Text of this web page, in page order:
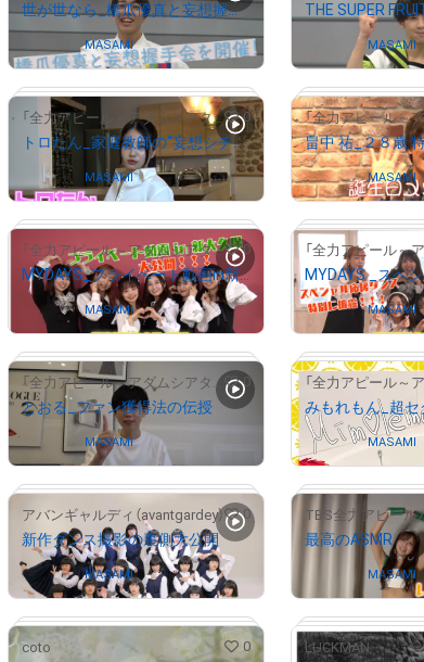
# 439/2000
世が世なら_橋爪優真と妄想握手会を開催
Owned byMASAMI Owned by MASAMI
# 997/2000
「全力アピール～アダムシアター～」NFTストア 0
トロたん_家庭教師の“妄想シチュエーション”
Owned by MASAMI Owned byMASAMI
# 8258/10000
「全力アピール～アダムシアター～」NFTストア 0
MYDAYS_プライベート動画in新大久保
Owned by MASAMI
MYDAYS _スペ
Owned byMASAMI
# 7996/10000
「全力アピール～アダムシアター～」NFTストア 0
とおる_ファン獲得法の伝授
MASAMI
みもれもん_超セ
Owned byMASAMI
アバンギャルディ（avantgardey） 0
新作ダンス撮影の裏側大公開
Owned byMASAMI
TBS全力アピール
最高のASMR
MASAMI
coto 0 LUCKMAN